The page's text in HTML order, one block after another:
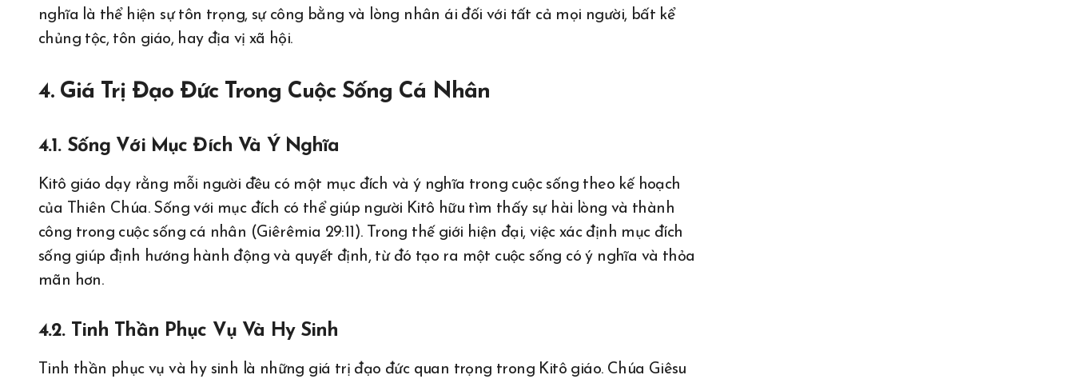
nghĩa là thể hiện sự tôn trọng, sự công bằng và lòng nhân ái đối với tất cả mọi người, bất kể
chủng tộc, tôn giáo, hay địa vị xã hội.
4. Giá Trị Đạo Đức Trong Cuộc Sống Cá Nhân
4.1. Sống Với Mục Đích Và Ý Nghĩa
Kitô giáo dạy rằng mỗi người đều có một mục đích và ý nghĩa trong cuộc sống theo kế hoạch
của Thiên Chúa. Sống với mục đích có thể giúp người Kitô hữu tìm thấy sự hài lòng và thành
công trong cuộc sống cá nhân (Giêrêmia 29:11). Trong thế giới hiện đại, việc xác định mục đích
sống giúp định hướng hành động và quyết định, từ đó tạo ra một cuộc sống có ý nghĩa và thỏa
mãn hơn.
4.2. Tinh Thần Phục Vụ Và Hy Sinh
Tinh thần phục vụ và hy sinh là những giá trị đạo đức quan trọng trong Kitô giáo. Chúa Giêsu